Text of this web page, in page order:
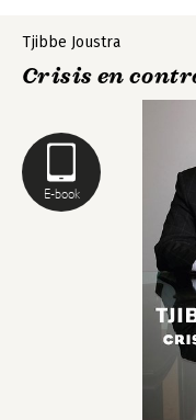
E-book
Tjibbe Joustra
Crisis en